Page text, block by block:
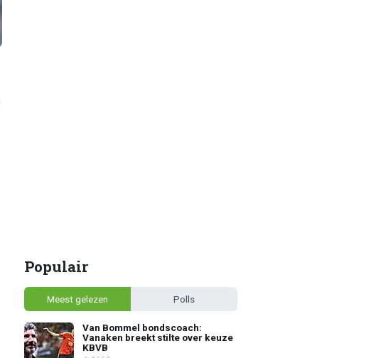
Populair
Meest gelezen Polls
Van Bommel bondscoach:
Vanaken breekt stilte over keuze
KBVB